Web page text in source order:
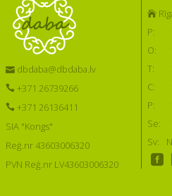
dbdaba@dbdaba.lv
+371 26739266
+371 26136411
SIA "Kongs"
Reģ.nr 43603006320
PVN Reģ.nr LV43603006320
P:
O:
T:
C:
P:
Se:
Sv: